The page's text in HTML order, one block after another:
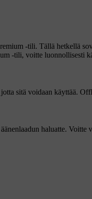
-tili. Tällä hetkellä
-tili, voitte luonnollisesti
sitä voidaan käyttää.
haluatte.